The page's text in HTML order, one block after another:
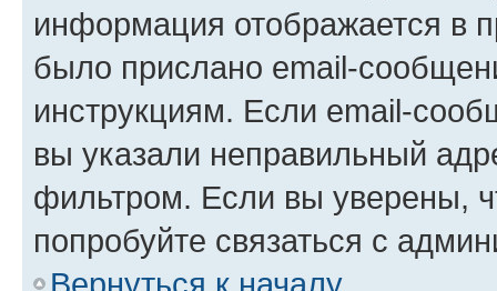
информация отображается в
было прислано email-
инструкциям. Если email-
вы указали неправильный
фильтром. Если вы уверены,
попробуйте связаться с
Вернуться к началу